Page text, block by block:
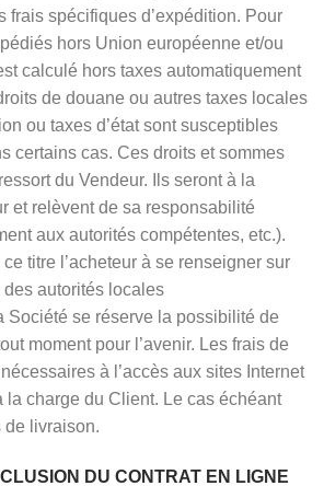
frais spécifiques d’expédition. Pour
hors Union européenne et/ou
calculé hors taxes automatiquement
de douane ou autres taxes locales
ou taxes d’état sont susceptibles
certains cas. Ces droits et sommes
du Vendeur. Ils seront à la
et relèvent de sa responsabilité
aux autorités compétentes, etc.).
titre l’acheteur à se renseigner sur
autorités locales
Société se réserve la possibilité de
moment pour l’avenir. Les frais de
à l’accès aux sites Internet
la charge du Client. Le cas échéant
de livraison.
DU CONTRAT EN LIGNE